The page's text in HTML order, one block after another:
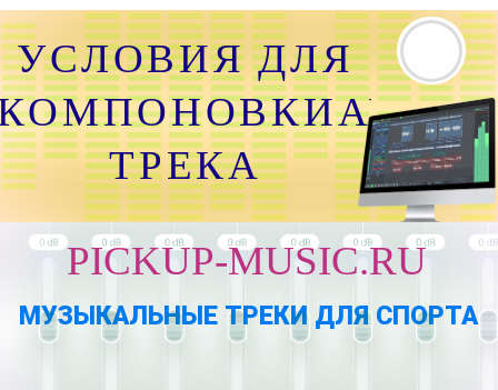
УСЛОВИЯ ДЛЯ
ТРЕКА
PICKUP-MUSIC.RU
МУЗЫКАЛЬНЫЕ ТРЕКИ ДЛЯ СПОРТА